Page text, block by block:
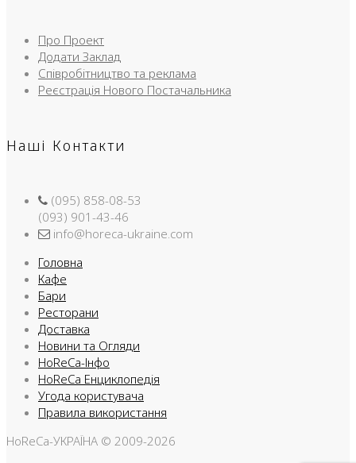
Про Проект
Додати Заклад
Співробітництво та реклама
Реєстрація Нового Постачальника
Наші Контакти
(095) 858-08-53
(093) 901-43-46
info@horeca-ukraine.com
Головна
Кафе
Бари
Ресторани
Доставка
Новини та Огляди
HoReCa-Інфо
HoReCa Енциклопедія
Угода користувача
Правила використання
HoReCa-УКРАЇНА © 2009-2026